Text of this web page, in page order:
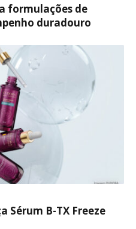
formulações de
duradouro
Sérum B-TX Freeze